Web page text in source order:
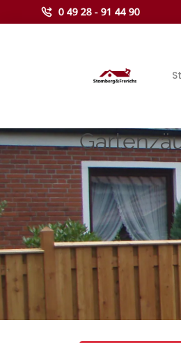
0 49 28 - 91 44 90